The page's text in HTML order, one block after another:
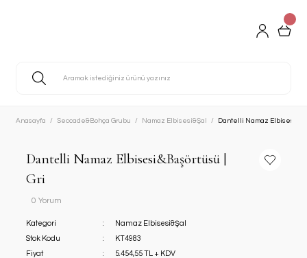
Anasayfa Seccade&Bohça Grubu Namaz Elbisesi&Şal Dantelli Namaz
Dantelli Namaz Elbisesi&Başörtüsü |
Gri
0 Yorum
Kategori
Namaz Elbisesi&Şal
Stok Kodu
KT4983
Fiyat
5.454,55 TL + KDV